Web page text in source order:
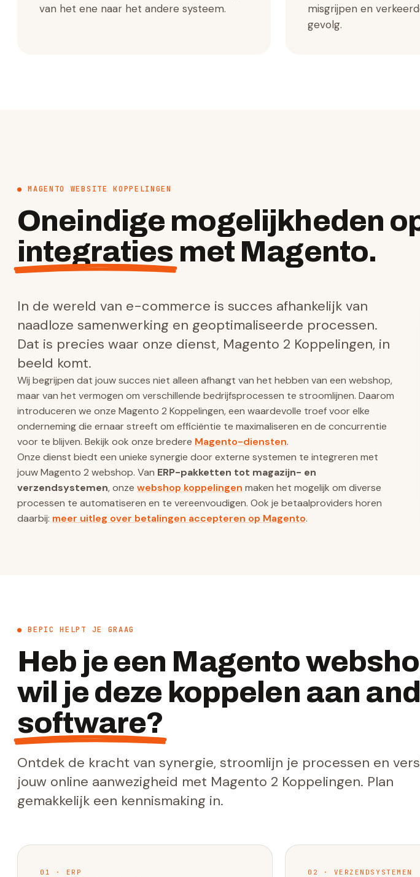
van het ene naar het andere systeem.
misgrijpen en
gevolg.
● MAGENTO WEBSITE KOPPELINGEN
Oneindige mogelijkheden
integraties met Magento.
In de wereld van e-commerce is succes afhankelijk van
naadloze samenwerking en geoptimaliseerde processen.
Dat is precies waar onze dienst, Magento 2 Koppelingen, in
beeld komt.
Wij begrijpen dat jouw succes niet alleen afhangt van het hebben van een webshop,
maar van het vermogen om verschillende bedrijfsprocessen te stroomlijnen. Daarom
introduceren we onze Magento 2 Koppelingen, een waardevolle troef voor elke
onderneming die ernaar streeft om efficiëntie te maximaliseren en de concurrentie
voor te blijven. Bekijk ook onze bredere Magento-diensten.
Onze dienst biedt een unieke synergie door externe systemen te integreren met
jouw Magento 2 webshop. Van ERP-pakketten tot magazijn- en
verzendsystemen, onze webshop koppelingen maken het mogelijk om diverse
processen te automatiseren en te vereenvoudigen. Ook je betaalproviders horen
daarbij: meer uitleg over betalingen accepteren op Magento.
● BEPIC HELPT JE GRAAG
Heb je een Magento
wil je deze koppelen aan
software?
Ontdek de kracht van synergie, stroomlijn je processen en
jouw online aanwezigheid met Magento 2 Koppelingen. Plan
gemakkelijk een kennismaking in.
01 · ERP 02 · VERZENDSYSTEMEN